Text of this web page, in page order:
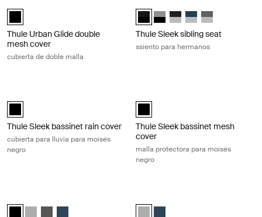
Thule Urban Glide double mesh cover Negro (selected)
Thule Urban Glide double
mesh cover
cubierta de doble malla
Thule Sleek sibling seat Negro
Thule Sleek sibling seat
Thule Sleek sibling seat
Thule Sleek sibling
Thule Sleek
Thule Sleek sibling seat
ssiento para hermanos
Thule Sleek bassinet rain cover Negro (selected)
Thule Sleek bassinet rain cover
cubierta para lluvia para moisés
negro
Thule Sleek bassinet mesh cover
Thule Sleek bassinet mesh
cover
malla protectora para moisés
negro
Thule changing bag Negro medianoche (selected)
Thule changing bag Gray Melange
Thule changing bag Shadow Gray
Thule changing bag Navy BlueThule seat liner Gray Melange
Thule seat liner Navy Blue